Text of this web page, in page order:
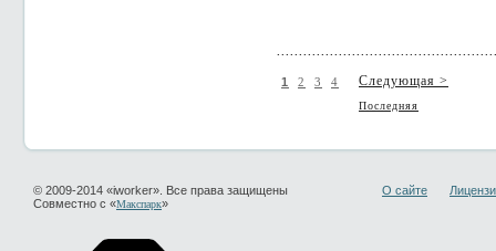
1 2 3 4 Следующая >
Последняя
© 2009-2014 «iworker». Все права защищены
Совместно с «Макспарк»
О сайте